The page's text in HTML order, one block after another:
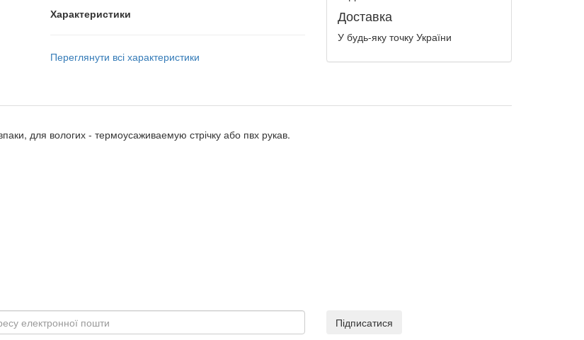
Характеристики
Переглянути всі характеристики
Доставка
У будь-яку точку України
для вологих - термоусаживаемую стрічку або пвх рукав.
Підписатися